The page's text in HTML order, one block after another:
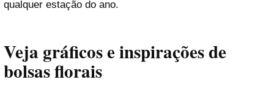
qualquer estação do ano.
Veja gráficos e inspirações de
bolsas florais